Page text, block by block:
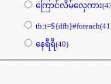
ကြောင်လိမ်လှေကား
နေရီရီ(40)